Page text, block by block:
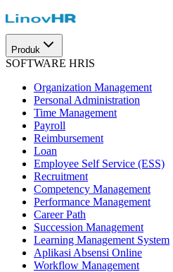
Produk
SOFTWARE HRIS
Organization Management
Personal Administration
Time Management
Payroll
Reimbursement
Loan
Employee Self Service (ESS)
Recruitment
Competency Management
Performance Management
Career Path
Succession Management
Learning Management System
Aplikasi Absensi Online
Workflow Management